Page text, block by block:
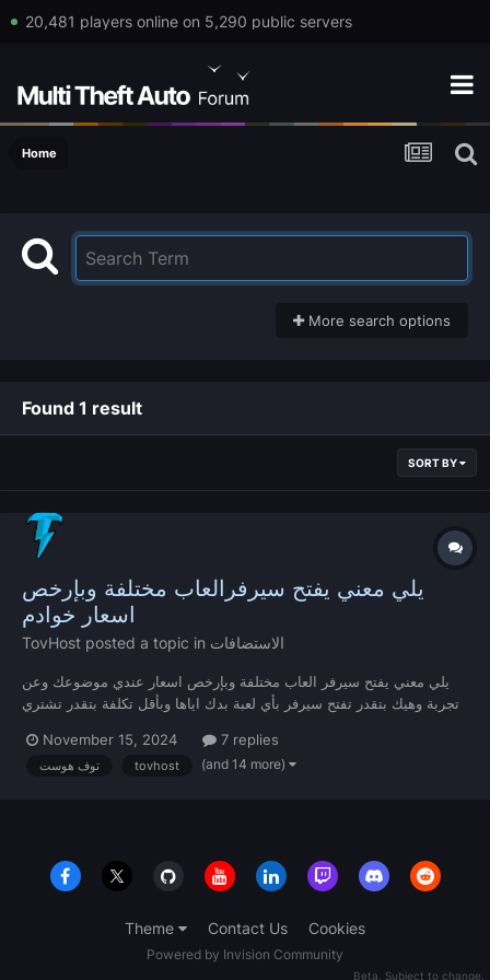
20,481 players online on 5,290 public servers
Home
More search options
Found 1 result
SORT BY
يلي معني يفتح سيرفرالعاب مختلفة وبإرخص
اسعار خوادم
TovHost posted a topic in الاستضافات
يلي معني يفتح سيرفر العاب مختلفة وبإرخص اسعار عندي موضوعك وعن
تجربة وهيك بتقدر تفتح سيرفر بأي لعبة بدك اياها وبأقل تكلفة بتقدر تشتري
على الديسكورد هون والشباب ما بتقصر معك
https://discord.gg/tovhost...
November 15, 2024 7 replies
توف هوست tovhost (and 14 more)
Beta. Subject to change.
Theme Contact Us Cookies
Powered by Invision Community